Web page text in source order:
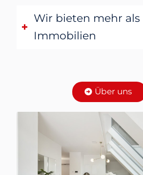
Wir bieten mehr als
Immobilien
Über uns